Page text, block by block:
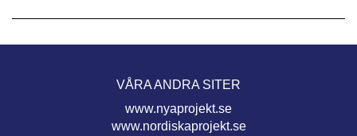
VÅRA ANDRA SITER
www.nyaprojekt.se
www.nordiskaprojekt.se